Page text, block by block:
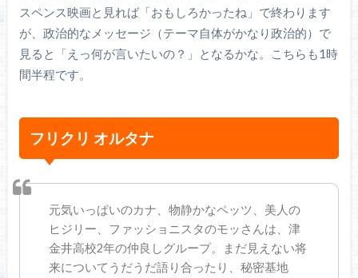
スペンス映画と見れば「おもしろかったね」で終わります
が、政治的なメッセージ（テーマ自体がかなり政治的）で
見ると「えっ何が言いたいの？」となるかな。こちらも1時
間半程です。
フリクリ オルタナ
元気いっぱいのカナ、物静かなペッツ、美人の
ヒジリー、ファッショニスタのモッさんは、津
金井高校2年の仲良しグループ。まだ見えない将
来についてうだうだ語り合ったり、秘密基地